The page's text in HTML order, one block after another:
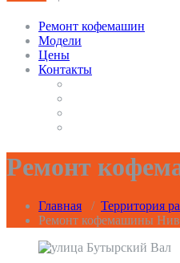
Ремонт кофемашин
Модели
Цены
Контакты
Ремонт
Главная / Территория
Ремонт кофемашины